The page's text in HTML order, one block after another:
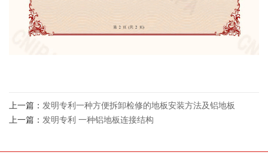
上一篇： 发明专利一种方便拆卸检修的地板安装方法及铝地板
上一篇： 发明专利 一种铝地板连接结构